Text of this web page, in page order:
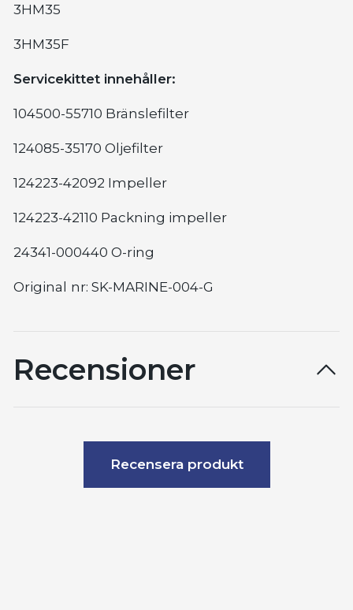
3HM35
3HM35F
Servicekittet innehåller:
104500-55710 Bränslefilter
124085-35170 Oljefilter
124223-42092 Impeller
124223-42110 Packning impeller
24341-000440 O-ring
Original nr: SK-MARINE-004-G
Recensioner
Recensera produkt